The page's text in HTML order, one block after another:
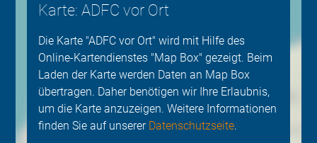
Karte: ADFC vor Ort
Die Karte "ADFC vor Ort" wird mit Hilfe des
Online-Kartendienstes "Map Box" gezeigt. Beim
Laden der Karte werden Daten an Map Box
übertragen. Daher benötigen wir Ihre Erlaubnis,
um die Karte anzuzeigen. Weitere Informationen
finden Sie auf unserer Datenschutzseite.